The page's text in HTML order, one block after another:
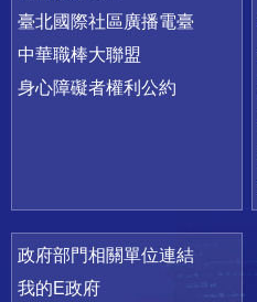
臺北國際社區廣播電臺
中華職棒大聯盟
身心障礙者權利公約
政府部門相關單位連結
我的E政府